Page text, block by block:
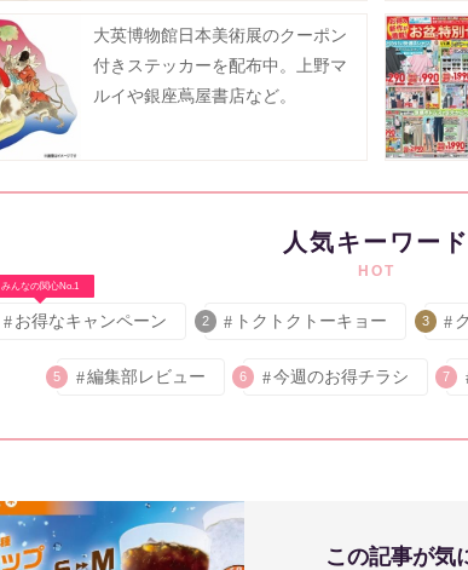
大英博物館日本美術展のクーポン
付きステッカーを配布中。上野マ
ルイや銀座蔦屋書店など。
人気キーワード
HOT
みんなの関心No.1
お得なキャンペーン 2 トクトクトーキョー 3
5 編集部レビュー 6 今週のお得チラシ 7
この記事が気